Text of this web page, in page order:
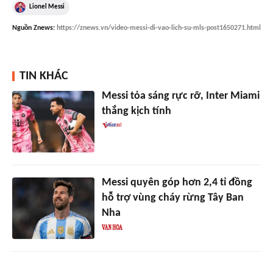
Lionel Messi
Nguồn Znews: https://znews.vn/video-messi-di-vao-lich-su-mls-post1650271.html
TIN KHÁC
Messi tỏa sáng rực rỡ, Inter Miami
thắng kịch tính
Messi quyên góp hơn 2,4 tỉ đồng
hỗ trợ vùng cháy rừng Tây Ban
Nha